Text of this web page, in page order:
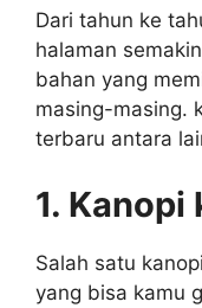
Dari tahun ke
halaman
bahan yang
masing-masing.
terbaru antara
1. Kanopi
Salah satu
yang bisa kamu